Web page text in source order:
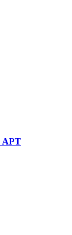
APT